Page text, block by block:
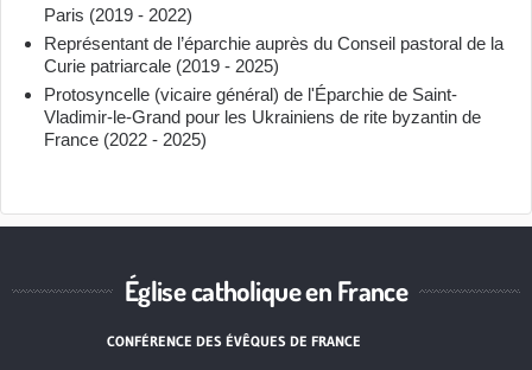
Paris (2019 - 2022)
Représentant de l’éparchie auprès du Conseil pastoral de la
Curie patriarcale (2019 - 2025)
Protosyncelle (vicaire général) de l'Éparchie de Saint-
Vladimir-le-Grand pour les Ukrainiens de rite byzantin de
France (2022 - 2025)
Église catholique en France
CONFÉRENCE DES ÉVÊQUES DE FRANCE